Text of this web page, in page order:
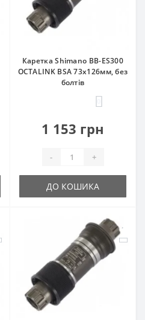
Каретка Shimano BB-ES300
OCTALINK BSA 73x126мм, без
болтів
1 153 грн
- +
ДО КОШИКА